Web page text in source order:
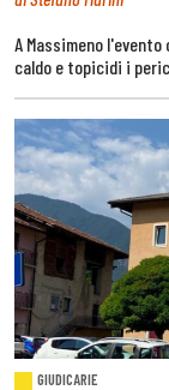
A Massimeno
caldo e topicidi i
GIUDICARIE